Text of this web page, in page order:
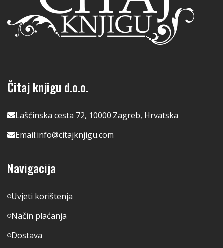
Čitaj knjigu d.o.o.
Lašćinska cesta 72, 10000 Zagreb, Hrvatska
Email:info@citajknjigu.com
Navigacija
Uvjeti korištenja
Način plaćanja
Dostava